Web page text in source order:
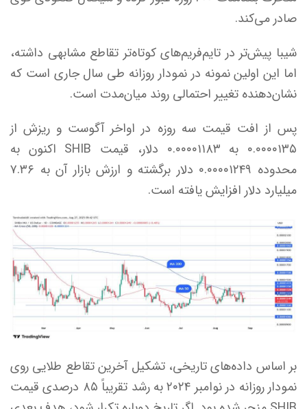
صادر می‌کند.
شیبا پیش‌تر در تایم‌فریم‌های کوتاه‌تر تقاطع مشابهی داشته،
اما این اولین نمونه در نمودار روزانه طی سال جاری است که
نشان‌دهنده تغییر احتمالی روند میان‌مدت است.
پس از افت قیمت سه روزه در اواخر آگوست و ریزش از
۰.۰۰۰۰۱۳۵ به ۰.۰۰۰۰۱۱۸۳ دلار، قیمت SHIB اکنون به
محدوده ۰.۰۰۰۰۱۲۴۹ دلار برگشته و ارزش بازار آن به ۷.۳۶
میلیارد دلار افزایش یافته است.
بر اساس داده‌های تاریخی، تشکیل آخرین تقاطع طلایی روی
نمودار روزانه در نوامبر ۲۰۲۴ به رشد تقریباً ۸۵ درصدی قیمت